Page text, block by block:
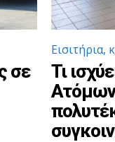
σε
Εισιτήρια,
Τι
Ατόμων